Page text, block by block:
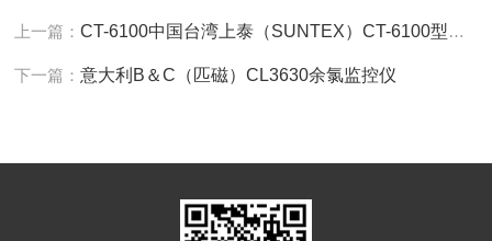
上一篇：CT-6100中国台湾上泰（SUNTEX）CT-6100型余氯控制器
下一篇：意大利B＆C（匹磁）CL3630余氯监控仪